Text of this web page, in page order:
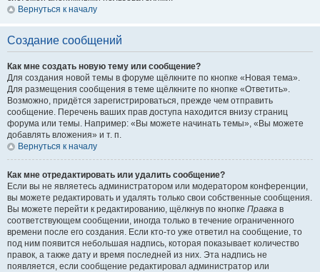
Вернуться к началу
Создание сообщений
Как мне создать новую тему или сообщение?
Для создания новой темы в форуме щёлкните по кнопке «Новая тема».
Для размещения сообщения в теме щёлкните по кнопке «Ответить».
Возможно, придётся зарегистрироваться, прежде чем отправить
сообщение. Перечень ваших прав доступа находится внизу страниц
форума или темы. Например: «Вы можете начинать темы», «Вы можете
добавлять вложения» и т. п.
Вернуться к началу
Как мне отредактировать или удалить сообщение?
Если вы не являетесь администратором или модератором конференции,
вы можете редактировать и удалять только свои собственные сообщения.
Вы можете перейти к редактированию, щёлкнув по кнопке Правка в
соответствующем сообщении, иногда только в течение ограниченного
времени после его создания. Если кто-то уже ответил на сообщение, то
под ним появится небольшая надпись, которая показывает количество
правок, а также дату и время последней из них. Эта надпись не
появляется, если сообщение редактировал администратор или